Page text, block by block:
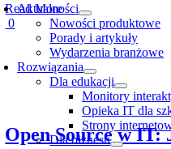
Aktualności
Nowości produktowe
Porady i artykuły
Wydarzenia branżowe
Rozwiązania
Dla edukacji
Monitory
Opieka IT dla
Strony
Dla biznesu
Read More
0
Open Source w IT: